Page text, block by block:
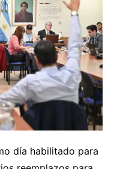
día habilitado para